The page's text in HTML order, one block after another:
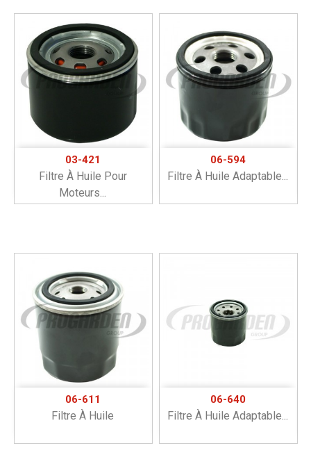
03-421
Filtre À Huile Pour
Moteurs...
06-594
Filtre À Huile Adaptable...
06-611
Filtre À Huile
06-640
Filtre À Huile Adaptable...